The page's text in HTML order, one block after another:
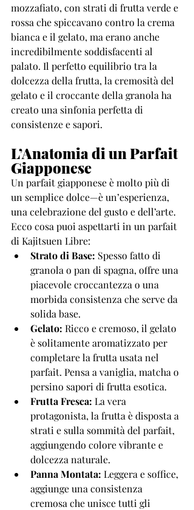
mozzafiato, con strati di frutta verde e
rossa che spiccavano contro la crema
bianca e il gelato, ma erano anche
incredibilmente soddisfacenti al
palato. Il perfetto equilibrio tra la
dolcezza della frutta, la cremosità del
gelato e il croccante della granola ha
creato una sinfonia perfetta di
consistenze e sapori.
L’Anatomia di un Parfait
Giapponese
Un parfait giapponese è molto più di
un semplice dolce—è un’esperienza,
una celebrazione del gusto e dell’arte.
Ecco cosa puoi aspettarti in un parfait
di Kajitsuen Libre:
Strato di Base: Spesso fatto di
granola o pan di spagna, offre una
piacevole croccantezza o una
morbida consistenza che serve da
solida base.
Gelato: Ricco e cremoso, il gelato
è solitamente aromatizzato per
completare la frutta usata nel
parfait. Pensa a vaniglia, matcha o
persino sapori di frutta esotica.
Frutta Fresca: La vera
protagonista, la frutta è disposta a
strati e sulla sommità del parfait,
aggiungendo colore vibrante e
dolcezza naturale.
Panna Montata: Leggera e soffice,
aggiunge una consistenza
cremosa che unisce tutti gli